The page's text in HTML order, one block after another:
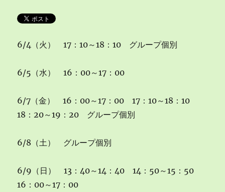
6/4（火） 17：10～18：10 グループ個別
6/5（水） 16：00～17：00
6/7（金） 16：00～17：00 17：10～18：10
18：20～19：20 グループ個別
6/8（土） グループ個別
6/9（日） 13：40～14：40 14：50～15：50
16：00～17：00